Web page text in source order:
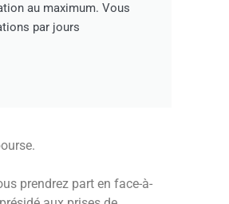
au maximum. Vous
par jours
prendrez part en face-à-